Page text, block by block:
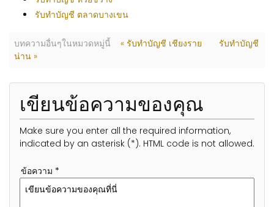
รับทำบัญชี ตลาดบางเขน
บทความอื่นๆในหมวดหมู่นี้ « รับทำบัญชี เชียงราย
รับทำบัญชี
น่าน »
เขียนข้อความของคุณ
Make sure you enter all the required information,
indicated by an asterisk (*). HTML code is not allowed.
ข้อความ *